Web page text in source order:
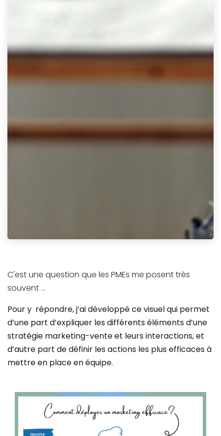
C'est une question que les PMEs me posent très
souvent …
Pour y répondre, j’ai développé ce visuel qui permet
d’une part d’expliquer les différents éléments d’une
stratégie marketing-vente et leurs interactions, et
d’autre part de définir les actions les plus efficaces à
mettre en place en équipe.